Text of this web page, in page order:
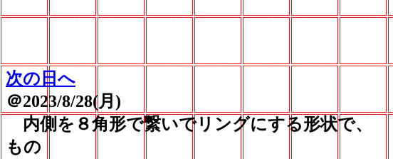
次の日へ
＠2023/8/28(月)
内側を８角形で繋いでリングにする形状で、
もの